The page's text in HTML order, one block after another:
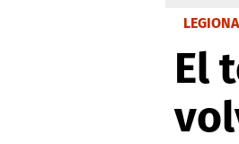
El